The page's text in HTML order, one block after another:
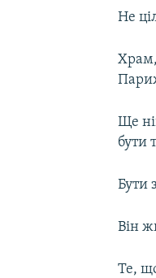
Не
Храм,
Ще
бути
Бути
Він
Те,